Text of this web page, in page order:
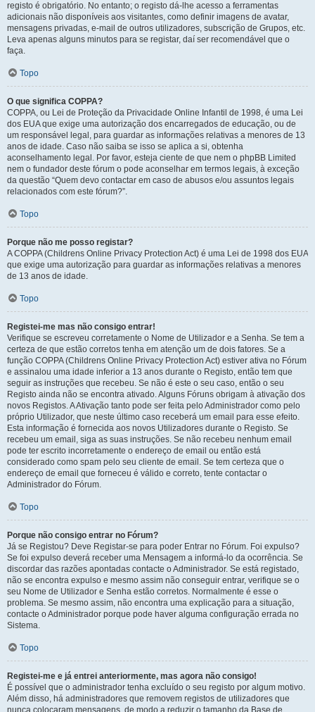
registo é obrigatório. No entanto; o registo dá-lhe acesso a ferramentas
adicionais não disponíveis aos visitantes, como definir imagens de avatar,
mensagens privadas, e-mail de outros utilizadores, subscrição de Grupos, etc.
Leva apenas alguns minutos para se registar, daí ser recomendável que o
faça.
Topo
O que significa COPPA?
COPPA, ou Lei de Proteção da Privacidade Online Infantil de 1998, é uma Lei
dos EUA que exige uma autorização dos encarregados de educação, ou de
um responsável legal, para guardar as informações relativas a menores de 13
anos de idade. Caso não saiba se isso se aplica a si, obtenha
aconselhamento legal. Por favor, esteja ciente de que nem o phpBB Limited
nem o fundador deste fórum o pode aconselhar em termos legais, à exceção
da questão “Quem devo contactar em caso de abusos e/ou assuntos legais
relacionados com este fórum?”.
Topo
Porque não me posso registar?
A COPPA (Childrens Online Privacy Protection Act) é uma Lei de 1998 dos EUA
que exige uma autorização para guardar as informações relativas a menores
de 13 anos de idade.
Topo
Registei-me mas não consigo entrar!
Verifique se escreveu corretamente o Nome de Utilizador e a Senha. Se tem a
certeza de que estão corretos tenha em atenção um de dois fatores. Se a
função COPPA (Childrens Online Privacy Protection Act) estiver ativa no Fórum
e assinalou uma idade inferior a 13 anos durante o Registo, então tem que
seguir as instruções que recebeu. Se não é este o seu caso, então o seu
Registo ainda não se encontra ativado. Alguns Fóruns obrigam à ativação dos
novos Registos. A Ativação tanto pode ser feita pelo Administrador como pelo
próprio Utilizador, que neste último caso receberá um email para esse efeito.
Esta informação é fornecida aos novos Utilizadores durante o Registo. Se
recebeu um email, siga as suas instruções. Se não recebeu nenhum email
pode ter escrito incorretamente o endereço de email ou então está
considerado como spam pelo seu cliente de email. Se tem certeza que o
endereço de email que forneceu é válido e correto, tente contactar o
Administrador do Fórum.
Topo
Porque não consigo entrar no Fórum?
Já se Registou? Deve Registar-se para poder Entrar no Fórum. Foi expulso?
Se foi expulso deverá receber uma Mensagem a informá-lo da ocorrência. Se
discordar das razões apontadas contacte o Administrador. Se está registado,
não se encontra expulso e mesmo assim não conseguir entrar, verifique se o
seu Nome de Utilizador e Senha estão corretos. Normalmente é esse o
problema. Se mesmo assim, não encontra uma explicação para a situação,
contacte o Administrador porque pode haver alguma configuração errada no
Sistema.
Topo
Registei-me e já entrei anteriormente, mas agora não consigo!
É possível que o administrador tenha excluído o seu registo por algum motivo.
Além disso, há administradores que removem registos de utilizadores que
nunca colocaram mensagens, de modo a reduzir o tamanho da Base de